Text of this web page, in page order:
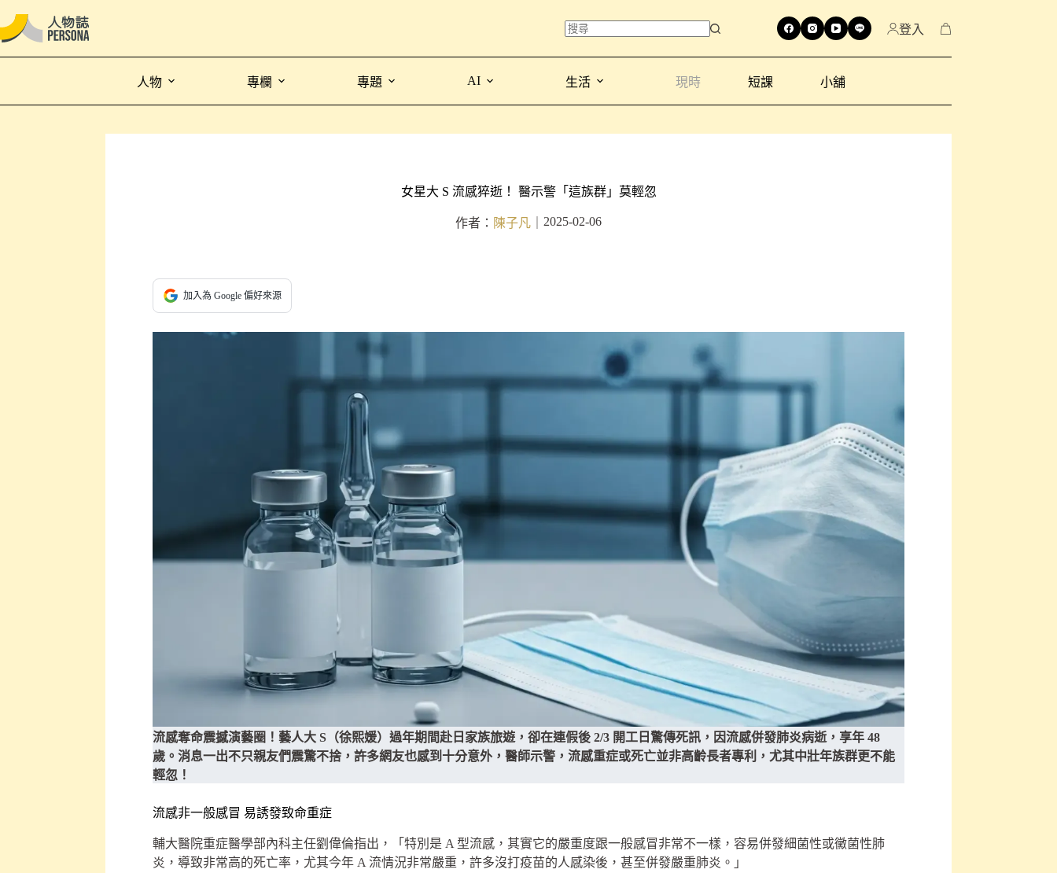
登入
人物 專欄 專題 AI 生活 現時 短課 小舖
女星大 S 流感猝逝！ 醫示警「這族群」莫輕忽
作者： 陳子凡 2025-02-06
加入為 Google 偏好來源
流感奪命震撼演藝圈！藝人大 S（徐熙媛）過年期間赴日家族旅遊，卻在連假後 2/3 開工日驚傳死訊，因流感併發肺炎病逝，享年 48
歲。消息一出不只親友們震驚不捨，許多網友也感到十分意外，醫師示警，流感重症或死亡並非高齡長者專利，尤其中壯年族群更不能
輕忽！
流感非一般感冒 易誘發致命重症
輔大醫院重症醫學部內科主任劉偉倫指出，「特別是 A 型流感，其實它的嚴重度跟一般感冒非常不一樣，容易併發細菌性或黴菌性肺
炎，導致非常高的死亡率，尤其今年 A 流情況非常嚴重，許多沒打疫苗的人感染後，甚至併發嚴重肺炎。」